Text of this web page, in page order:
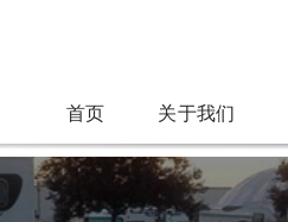
首页 关于我们